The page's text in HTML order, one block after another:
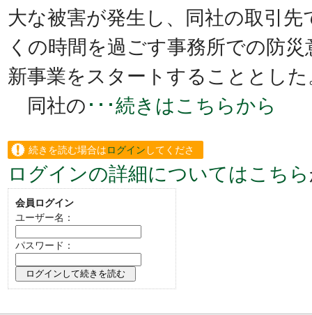
大な被害が発生し、同社の取引
くの時間を過ごす事務所での防
新事業をスタートすることとした
同社の ･･･続きはこちらから
続きを読む場合はログイン してくださ
い。
ログインの詳細についてはこちら
会員ログイン
ユーザー名：
パスワード：